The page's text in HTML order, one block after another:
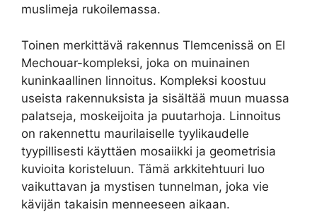
muslimeja rukoilemassa.
Toinen merkittävä rakennus Tlemcenissä on El
Mechouar-kompleksi, joka on muinainen
kuninkaallinen linnoitus. Kompleksi koostuu
useista rakennuksista ja sisältää muun muassa
palatseja, moskeijoita ja puutarhoja. Linnoitus
on rakennettu maurilaiselle tyylikaudelle
tyypillisesti käyttäen mosaiikki ja geometrisia
kuvioita koristeluun. Tämä arkkitehtuuri luo
vaikuttavan ja mystisen tunnelman, joka vie
kävijän takaisin menneeseen aikaan.